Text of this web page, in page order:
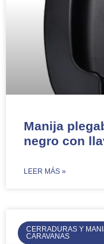
Manija
negro con
​LEER MÁS »
CERRADURAS Y
CARAVANAS